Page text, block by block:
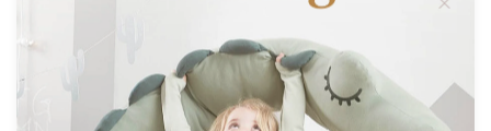
Studio Balune
Gepersonaliseerde Isothermische
lunchpot 500 ml - Mrs. Cat